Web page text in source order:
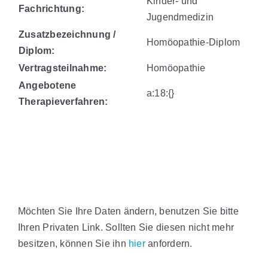
Fachrichtung:
Jugendmedizin
Zusatzbezeichnung /
Diplom:
Homöopathie-Diplom
Vertragsteilnahme:
Homöopathie
Angebotene
Therapieverfahren:
a:18:{}
Möchten Sie Ihre Daten ändern, benutzen Sie bitte
Ihren Privaten Link. Sollten Sie diesen nicht mehr
besitzen, können Sie ihn hieranfordern.